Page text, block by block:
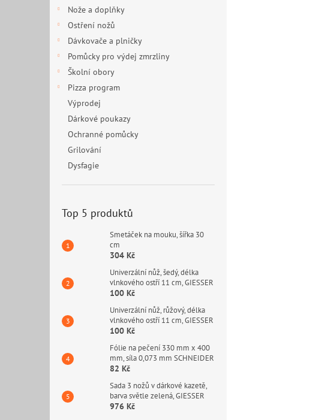
Nože a doplňky
Ostření nožů
Dávkovače a plničky
Pomůcky pro výdej zmrzliny
Školní obory
Pizza program
Výprodej
Dárkové poukazy
Ochranné pomůcky
Grilování
Dysfagie
Top 5 produktů
Smetáček na mouku, šířka 30
cm
304 Kč
Univerzální nůž, šedý, délka
vlnkového ostří 11 cm, GIESSER
100 Kč
Univerzální nůž, růžový, délka
vlnkového ostří 11 cm, GIESSER
100 Kč
Fólie na pečení 330 mm x 400
mm, síla 0,073 mm SCHNEIDER
82 Kč
Sada 3 nožů v dárkové kazetě,
barva světle zelená, GIESSER
976 Kč